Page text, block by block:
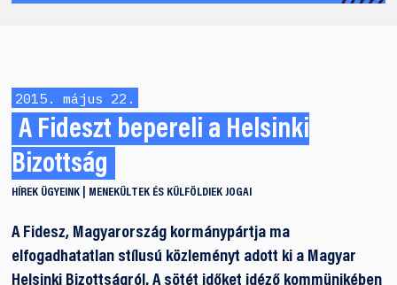
2015. május 22.
A Fideszt bepereli a Helsinki
Bizottság
HÍREK ÜGYEINK MENEKÜLTEK ÉS KÜLFÖLDIEK JOGAI
A Fidesz, Magyarország kormánypártja ma
elfogadhatatlan stílusú közleményt adott ki a Magyar
Helsinki Bizottságról. A sötét időket idéző kommünikében